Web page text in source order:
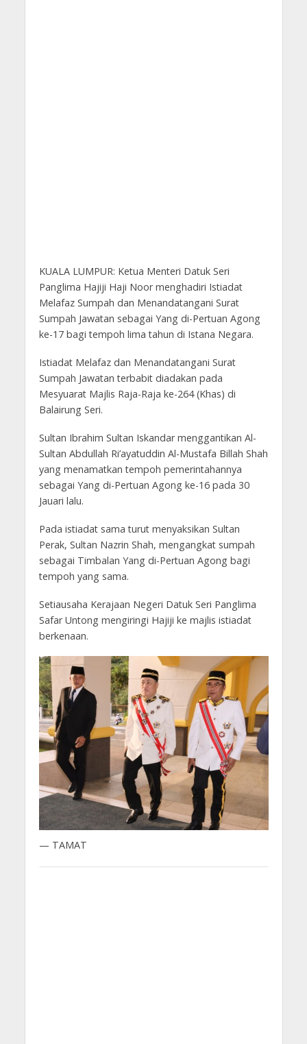
KUALA LUMPUR: Ketua Menteri Datuk Seri
Panglima Hajiji Haji Noor menghadiri Istiadat
Melafaz Sumpah dan Menandatangani Surat
Sumpah Jawatan sebagai Yang di-Pertuan Agong
ke-17 bagi tempoh lima tahun di Istana Negara.
Istiadat Melafaz dan Menandatangani Surat
Sumpah Jawatan terbabit diadakan pada
Mesyuarat Majlis Raja-Raja ke-264 (Khas) di
Balairung Seri.
Sultan Ibrahim Sultan Iskandar menggantikan Al-
Sultan Abdullah Ri’ayatuddin Al-Mustafa Billah Shah
yang menamatkan tempoh pemerintahannya
sebagai Yang di-Pertuan Agong ke-16 pada 30
Jauari lalu.
Pada istiadat sama turut menyaksikan Sultan
Perak, Sultan Nazrin Shah, mengangkat sumpah
sebagai Timbalan Yang di-Pertuan Agong bagi
tempoh yang sama.
Setiausaha Kerajaan Negeri Datuk Seri Panglima
Safar Untong mengiringi Hajiji ke majlis istiadat
berkenaan.
— TAMAT